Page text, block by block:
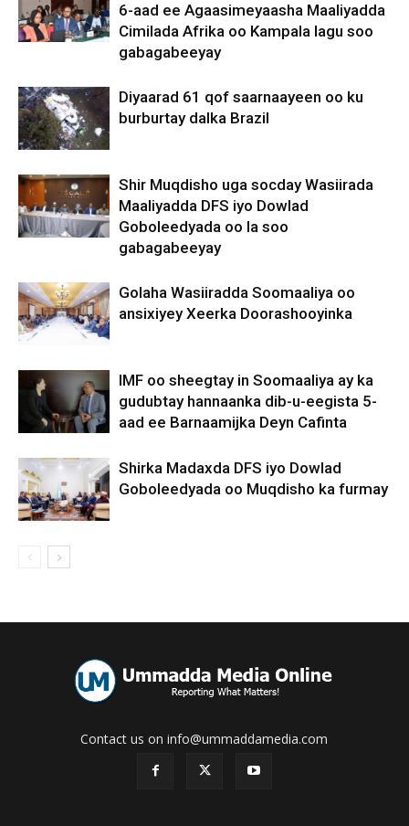
6-aad ee Agaasimeyaasha Maaliyadda
Cimilada Afrika oo Kampala lagu soo
gabagabeeyay
Diyaarad 61 qof saarnaayeen oo ku
burburtay dalka Brazil
Shir Muqdisho uga socday Wasiirada
Maaliyadda DFS iyo Dowlad
Goboleedyada oo la soo
gabagabeeyay
Golaha Wasiiradda Soomaaliya oo
ansixiyey Xeerka Doorashooyinka
IMF oo sheegtay in Soomaaliya ay ka
gudubtay hannaanka dib-u-eegista 5-
aad ee Barnaamijka Deyn Cafinta
Shirka Madaxda DFS iyo Dowlad
Goboleedyada oo Muqdisho ka furmay
Contact us on info@ummaddamedia.com